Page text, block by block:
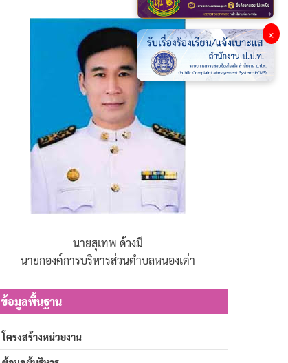
นายสุเทพ ด้วงมี
นายกองค์การบริหารส่วนตำบลหนองเต่า
ข้อมูลพื้นฐาน
โครงสร้างหน่วยงาน
×